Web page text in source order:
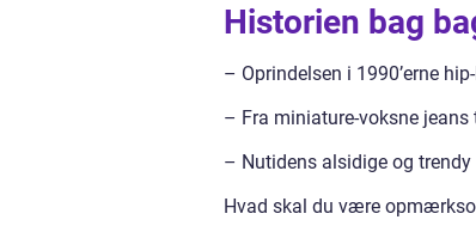
Historien bag
– Oprindelsen i 1990’erne
– Fra miniature-voksne
– Nutidens alsidige og trendy
Hvad skal du være